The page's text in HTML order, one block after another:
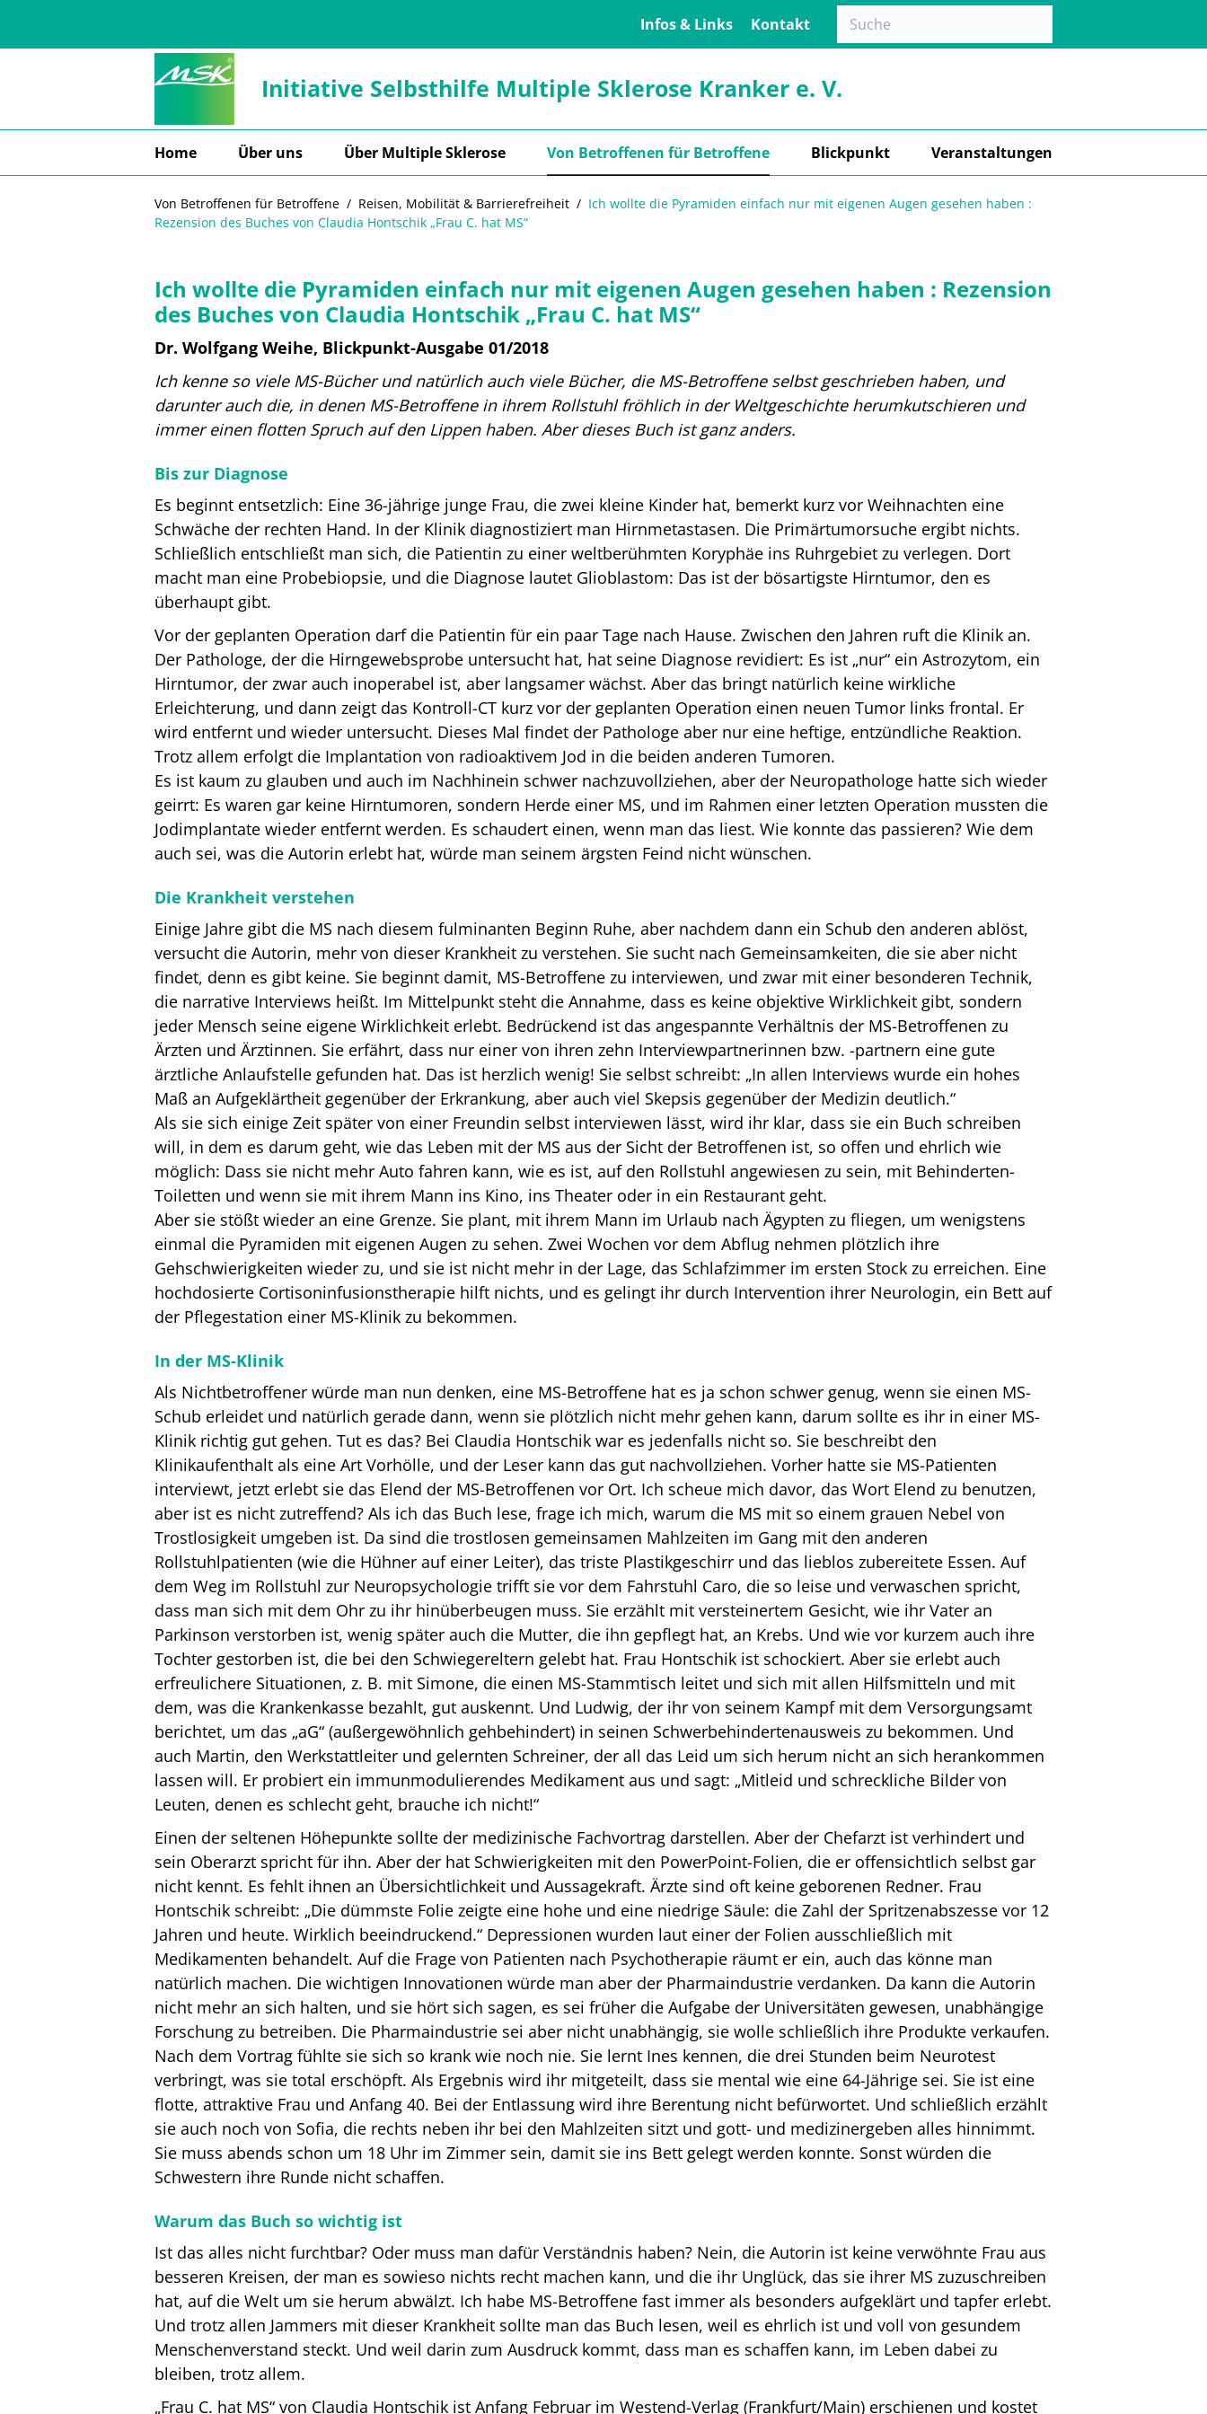
Zum Hauptinhalt springen
Infos & Links Kontakt
Initiative Selbsthilfe Multiple Sklerose Kranker e. V.
Home Über uns Über Multiple Sklerose Von Betroffenen für Betroffene Blickpunkt Veranstaltungen
Von Betroffenen für Betroffene Reisen, Mobilität & Barrierefreiheit
Ich wollte die Pyramiden einfach nur mit eigenen Augen gesehen haben :
Rezension des Buches von Claudia Hontschik „Frau C. hat MS“
Ich wollte die Pyramiden einfach nur mit eigenen Augen gesehen haben : Rezension
des Buches von Claudia Hontschik „Frau C. hat MS“
Dr. Wolfgang Weihe, Blickpunkt-Ausgabe 01/2018
Ich kenne so viele MS-Bücher und natürlich auch viele Bücher, die MS-Betroffene selbst geschrieben haben, und
darunter auch die, in denen MS-Betroffene in ihrem Rollstuhl fröhlich in der Weltgeschichte herumkutschieren und
immer einen flotten Spruch auf den Lippen haben. Aber dieses Buch ist ganz anders.
Bis zur Diagnose
Es beginnt entsetzlich: Eine 36-jährige junge Frau, die zwei kleine Kinder hat, bemerkt kurz vor Weihnachten eine
Schwäche der rechten Hand. In der Klinik diagnostiziert man Hirnmetastasen. Die Primärtumorsuche ergibt nichts.
Schließlich entschließt man sich, die Patientin zu einer weltberühmten Koryphäe ins Ruhrgebiet zu verlegen. Dort
macht man eine Probebiopsie, und die Diagnose lautet Glioblastom: Das ist der bösartigste Hirntumor, den es
überhaupt gibt.
Vor der geplanten Operation darf die Patientin für ein paar Tage nach Hause. Zwischen den Jahren ruft die Klinik an.
Der Pathologe, der die Hirngewebsprobe untersucht hat, hat seine Diagnose revidiert: Es ist „nur“ ein Astrozytom, ein
Hirntumor, der zwar auch inoperabel ist, aber langsamer wächst. Aber das bringt natürlich keine wirkliche
Erleichterung, und dann zeigt das Kontroll-CT kurz vor der geplanten Operation einen neuen Tumor links frontal. Er
wird entfernt und wieder untersucht. Dieses Mal findet der Pathologe aber nur eine heftige, entzündliche Reaktion.
Trotz allem erfolgt die Implantation von radioaktivem Jod in die beiden anderen Tumoren.
Es ist kaum zu glauben und auch im Nachhinein schwer nachzuvollziehen, aber der Neuropathologe hatte sich wieder
geirrt: Es waren gar keine Hirntumoren, sondern Herde einer MS, und im Rahmen einer letzten Operation mussten die
Jodimplantate wieder entfernt werden. Es schaudert einen, wenn man das liest. Wie konnte das passieren? Wie dem
auch sei, was die Autorin erlebt hat, würde man seinem ärgsten Feind nicht wünschen.
Die Krankheit verstehen
Einige Jahre gibt die MS nach diesem fulminanten Beginn Ruhe, aber nachdem dann ein Schub den anderen ablöst,
versucht die Autorin, mehr von dieser Krankheit zu verstehen. Sie sucht nach Gemeinsamkeiten, die sie aber nicht
findet, denn es gibt keine. Sie beginnt damit, MS-Betroffene zu interviewen, und zwar mit einer besonderen Technik,
die narrative Interviews heißt. Im Mittelpunkt steht die Annahme, dass es keine objektive Wirklichkeit gibt, sondern
jeder Mensch seine eigene Wirklichkeit erlebt. Bedrückend ist das angespannte Verhältnis der MS-Betroffenen zu
Ärzten und Ärztinnen. Sie erfährt, dass nur einer von ihren zehn Interviewpartnerinnen bzw. -partnern eine gute
ärztliche Anlaufstelle gefunden hat. Das ist herzlich wenig! Sie selbst schreibt: „In allen Interviews wurde ein hohes
Maß an Aufgeklärtheit gegenüber der Erkrankung, aber auch viel Skepsis gegenüber der Medizin deutlich.“
Als sie sich einige Zeit später von einer Freundin selbst interviewen lässt, wird ihr klar, dass sie ein Buch schreiben
will, in dem es darum geht, wie das Leben mit der MS aus der Sicht der Betroffenen ist, so offen und ehrlich wie
möglich: Dass sie nicht mehr Auto fahren kann, wie es ist, auf den Rollstuhl angewiesen zu sein, mit Behinderten-
Toiletten und wenn sie mit ihrem Mann ins Kino, ins Theater oder in ein Restaurant geht.
Aber sie stößt wieder an eine Grenze. Sie plant, mit ihrem Mann im Urlaub nach Ägypten zu fliegen, um wenigstens
einmal die Pyramiden mit eigenen Augen zu sehen. Zwei Wochen vor dem Abflug nehmen plötzlich ihre
Gehschwierigkeiten wieder zu, und sie ist nicht mehr in der Lage, das Schlafzimmer im ersten Stock zu erreichen. Eine
hochdosierte Cortisoninfusionstherapie hilft nichts, und es gelingt ihr durch Intervention ihrer Neurologin, ein Bett auf
der Pflegestation einer MS-Klinik zu bekommen.
In der MS-Klinik
Als Nichtbetroffener würde man nun denken, eine MS-Betroffene hat es ja schon schwer genug, wenn sie einen MS-
Schub erleidet und natürlich gerade dann, wenn sie plötzlich nicht mehr gehen kann, darum sollte es ihr in einer MS-
Klinik richtig gut gehen. Tut es das? Bei Claudia Hontschik war es jedenfalls nicht so. Sie beschreibt den
Klinikaufenthalt als eine Art Vorhölle, und der Leser kann das gut nachvollziehen. Vorher hatte sie MS-Patienten
interviewt, jetzt erlebt sie das Elend der MS-Betroffenen vor Ort. Ich scheue mich davor, das Wort Elend zu benutzen,
aber ist es nicht zutreffend? Als ich das Buch lese, frage ich mich, warum die MS mit so einem grauen Nebel von
Trostlosigkeit umgeben ist. Da sind die trostlosen gemeinsamen Mahlzeiten im Gang mit den anderen
Rollstuhlpatienten (wie die Hühner auf einer Leiter), das triste Plastikgeschirr und das lieblos zubereitete Essen. Auf
dem Weg im Rollstuhl zur Neuropsychologie trifft sie vor dem Fahrstuhl Caro, die so leise und verwaschen spricht,
dass man sich mit dem Ohr zu ihr hinüberbeugen muss. Sie erzählt mit versteinertem Gesicht, wie ihr Vater an
Parkinson verstorben ist, wenig später auch die Mutter, die ihn gepflegt hat, an Krebs. Und wie vor kurzem auch ihre
Tochter gestorben ist, die bei den Schwiegereltern gelebt hat. Frau Hontschik ist schockiert. Aber sie erlebt auch
erfreulichere Situationen, z. B. mit Simone, die einen MS-Stammtisch leitet und sich mit allen Hilfsmitteln und mit
dem, was die Krankenkasse bezahlt, gut auskennt. Und Ludwig, der ihr von seinem Kampf mit dem Versorgungsamt
berichtet, um das „aG“ (außergewöhnlich gehbehindert) in seinen Schwerbehindertenausweis zu bekommen. Und
auch Martin, den Werkstattleiter und gelernten Schreiner, der all das Leid um sich herum nicht an sich herankommen
lassen will. Er probiert ein immunmodulierendes Medikament aus und sagt: „Mitleid und schreckliche Bilder von
Leuten, denen es schlecht geht, brauche ich nicht!“
Einen der seltenen Höhepunkte sollte der medizinische Fachvortrag darstellen. Aber der Chefarzt ist verhindert und
sein Oberarzt spricht für ihn. Aber der hat Schwierigkeiten mit den PowerPoint-Folien, die er offensichtlich selbst gar
nicht kennt. Es fehlt ihnen an Übersichtlichkeit und Aussagekraft. Ärzte sind oft keine geborenen Redner. Frau
Hontschik schreibt: „Die dümmste Folie zeigte eine hohe und eine niedrige Säule: die Zahl der Spritzenabszesse vor 12
Jahren und heute. Wirklich beeindruckend.“ Depressionen wurden laut einer der Folien ausschließlich mit
Medikamenten behandelt. Auf die Frage von Patienten nach Psychotherapie räumt er ein, auch das könne man
natürlich machen. Die wichtigen Innovationen würde man aber der Pharmaindustrie verdanken. Da kann die Autorin
nicht mehr an sich halten, und sie hört sich sagen, es sei früher die Aufgabe der Universitäten gewesen, unabhängige
Forschung zu betreiben. Die Pharmaindustrie sei aber nicht unabhängig, sie wolle schließlich ihre Produkte verkaufen.
Nach dem Vortrag fühlte sie sich so krank wie noch nie. Sie lernt Ines kennen, die drei Stunden beim Neurotest
verbringt, was sie total erschöpft. Als Ergebnis wird ihr mitgeteilt, dass sie mental wie eine 64-Jährige sei. Sie ist eine
flotte, attraktive Frau und Anfang 40. Bei der Entlassung wird ihre Berentung nicht befürwortet. Und schließlich erzählt
sie auch noch von Sofia, die rechts neben ihr bei den Mahlzeiten sitzt und gott- und medizinergeben alles hinnimmt.
Sie muss abends schon um 18 Uhr im Zimmer sein, damit sie ins Bett gelegt werden konnte. Sonst würden die
Schwestern ihre Runde nicht schaffen.
Warum das Buch so wichtig ist
Ist das alles nicht furchtbar? Oder muss man dafür Verständnis haben? Nein, die Autorin ist keine verwöhnte Frau aus
besseren Kreisen, der man es sowieso nichts recht machen kann, und die ihr Unglück, das sie ihrer MS zuzuschreiben
hat, auf die Welt um sie herum abwälzt. Ich habe MS-Betroffene fast immer als besonders aufgeklärt und tapfer erlebt.
Und trotz allen Jammers mit dieser Krankheit sollte man das Buch lesen, weil es ehrlich ist und voll von gesundem
Menschenverstand steckt. Und weil darin zum Ausdruck kommt, dass man es schaffen kann, im Leben dabei zu
bleiben, trotz allem.
„Frau C. hat MS“ von Claudia Hontschik ist Anfang Februar im Westend-Verlag (Frankfurt/Main) erschienen und kostet